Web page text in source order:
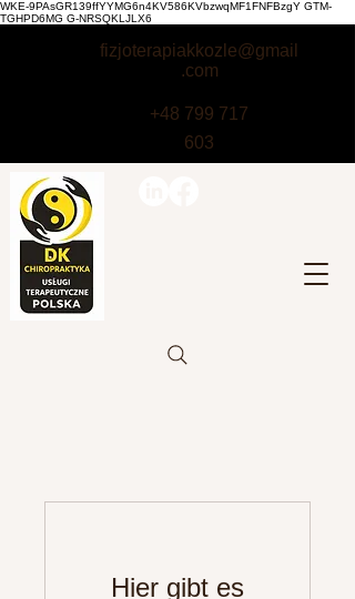
WKE-9PAsGR139ffYYMG6n4KV586KVbzwqMF1FNFBzgY GTM-
TGHPD6MG G-NRSQKLJLX6
fizjoterapiakkozle@gmail
.com
+48 799 717
603
Hier gibt es